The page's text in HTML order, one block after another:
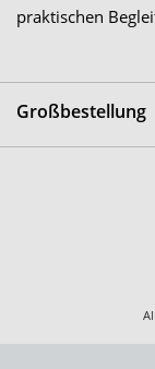
praktischen
Großbestellung